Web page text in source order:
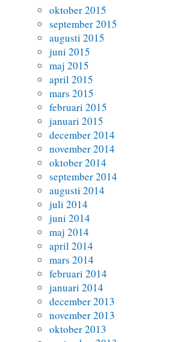
oktober 2015
september 2015
augusti 2015
juni 2015
maj 2015
april 2015
mars 2015
februari 2015
januari 2015
december 2014
november 2014
oktober 2014
september 2014
augusti 2014
juli 2014
juni 2014
maj 2014
april 2014
mars 2014
februari 2014
januari 2014
december 2013
november 2013
oktober 2013